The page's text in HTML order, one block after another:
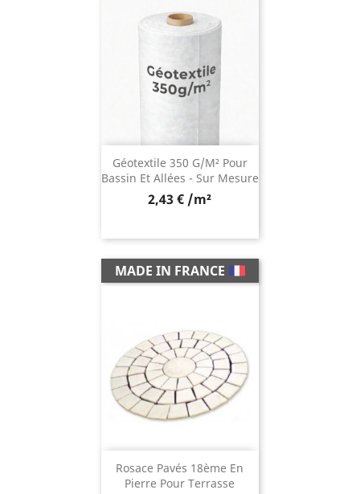
Géotextile 350 G/m² Pour
Bassin Et Allées - Sur Mesure
2,43 € /m²
Rosace Pavés 18ème En
Pierre Pour Terrasse
MADE IN FRANCE